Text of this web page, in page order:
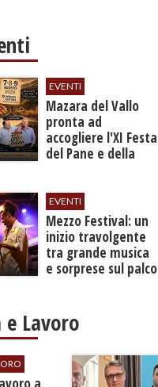
EVENTI
Mazara del Vallo
pronta ad
accogliere l'XI Festa
del Pane e della
EVENTI
Mezzo Festival: un
inizio travolgente
tra grande musica
e sorprese sul palco
e Lavoro
a